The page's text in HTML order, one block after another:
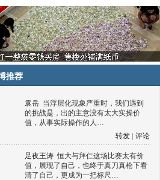
推荐
袁岳 当浮层化现象严重时，我们遇到
的挑战是，出的主意没有太大实操价
值，从事实际操作的人…
转发
评论
足夜王涛 恒大与拜仁这场比赛太有价
值，展现了自己，也终于真刀真枪下看
清了自己，更成为一把标尺…